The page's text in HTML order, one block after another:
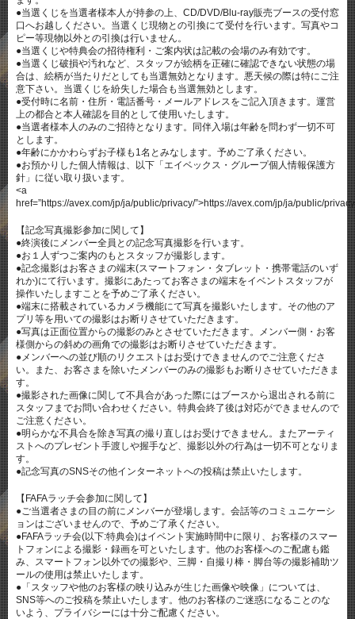
●当選くじを当選者様本人が持参の上、CD/DVD/Blu-ray販売ブースの受付窓
口へお越しください。当選くじ現物との引換にて受付を行います。写真やコ
ピー等現物以外との引換は行いません。
●当選くじや特典会の招待権利・ご案内状は記載の会場のみ有効です。
●当選くじ破損や汚れなど、スタッフが絵柄を正確に確認できない状態の場
合は、絵柄が当たりだとしても当選無効となります。悪天候の際は特にご注
意下さい。当選くじを紛失した場合も当選無効とします。
●受付時に名前・住所・電話番号・メールアドレスをご記入頂きます。運営
上の都合と本人確認を目的として使用いたします。
●当選者様本人のみのご招待となります。同伴入場は年齢を問わず一切不可
とします。
●年齢にかかわらずお子様も1名とみなします。予めご了承ください。
●お預かりした個人情報は、以下「エイベックス・グループ個人情報保護方
針」に従い取り扱います。
<a
href=”https://avex.com/jp/ja/public/privacy/”>https://avex.com/jp/ja/public/
【記念写真撮影参加に関して】
●終演後にメンバー全員との記念写真撮影を行います。
●お１人ずつご案内のもとスタッフが撮影します。
●記念撮影はお客さまの端末(スマートフォン・タブレット・携帯電話のいず
れか)にて行います。撮影にあたってお客さまの端末をイベントスタッフが
操作いたしますことを予めご了承ください。
●端末に搭載されているカメラ機能にて写真を撮影いたします。その他のア
プリ等を用いての撮影はお断りさせていただきます。
●写真は正面位置からの撮影のみとさせていただきます。メンバー側・お客
様側からの斜めの画角での撮影はお断りさせていただきます。
●メンバーへの並び順のリクエストはお受けできませんのでご注意くださ
い。また、お客さまを除いたメンバーのみの撮影もお断りさせていただきま
す。
●撮影された画像に関して不具合があった際にはブースから退出される前に
スタッフまでお問い合わせください。特典会終了後は対応ができませんので
ご注意ください。
●明らかな不具合を除き写真の撮り直しはお受けできません。またアーティ
ストへのプレゼント手渡しや握手など、撮影以外の行為は一切不可となりま
す。
●記念写真のSNSその他インターネットへの投稿は禁止いたします。
【FAFAラッチ会参加に関して】
●ご当選者さまの目の前にメンバーが登場します。会話等のコミュニケーシ
ョンはございませんので、予めご了承ください。
●FAFAラッチ会(以下:特典会)はイベント実施時間中に限り、お客様のスマー
トフォンによる撮影・録画を可といたします。他のお客様へのご配慮も鑑
み、スマートフォン以外での撮影や、三脚・自撮り棒・脚台等の撮影補助ツ
ールの使用は禁止いたします。
●「スタッフや他のお客様の映り込みが生じた画像や映像」については、
SNS等へのご投稿を禁止いたします。他のお客様のご迷惑になることのな
いよう、プライバシーには十分ご配慮ください。